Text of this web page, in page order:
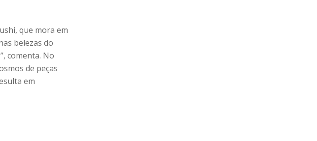
que mora em
belezas do
comenta. No
de peças
em